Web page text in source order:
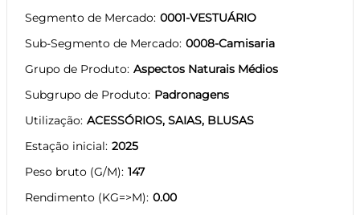
Segmento de Mercado 0001-VESTUÁRIO
Sub-Segmento de Mercado 0008-Camisaria
Grupo de Produto Aspectos Naturais Médios
Subgrupo de Produto Padronagens
Utilização ACESSÓRIOS, SAIAS, BLUSAS
Estação inicial 2025
Peso bruto (G/M) 147
Rendimento (KG=>M) 0.00